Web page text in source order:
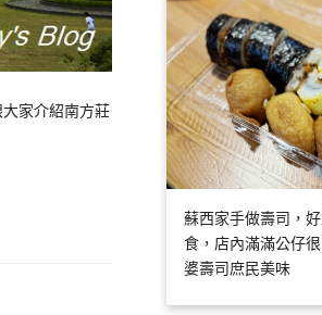
家介紹南方莊
蘇西家手做壽司，
食，店內滿滿公仔
婆壽司庶民美味